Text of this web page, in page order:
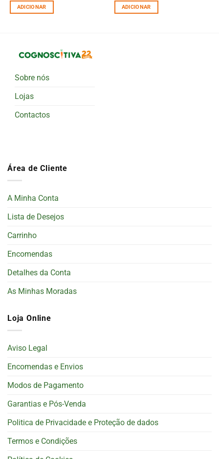
ADICIONAR ADICIONAR
Sobre nós
Lojas
Contactos
Área de Cliente
A Minha Conta
Lista de Desejos
Carrinho
Encomendas
Detalhes da Conta
As Minhas Moradas
Loja Online
Aviso Legal
Encomendas e Envios
Modos de Pagamento
Garantias e Pós-Venda
Politica de Privacidade e Proteção de dados
Termos e Condições